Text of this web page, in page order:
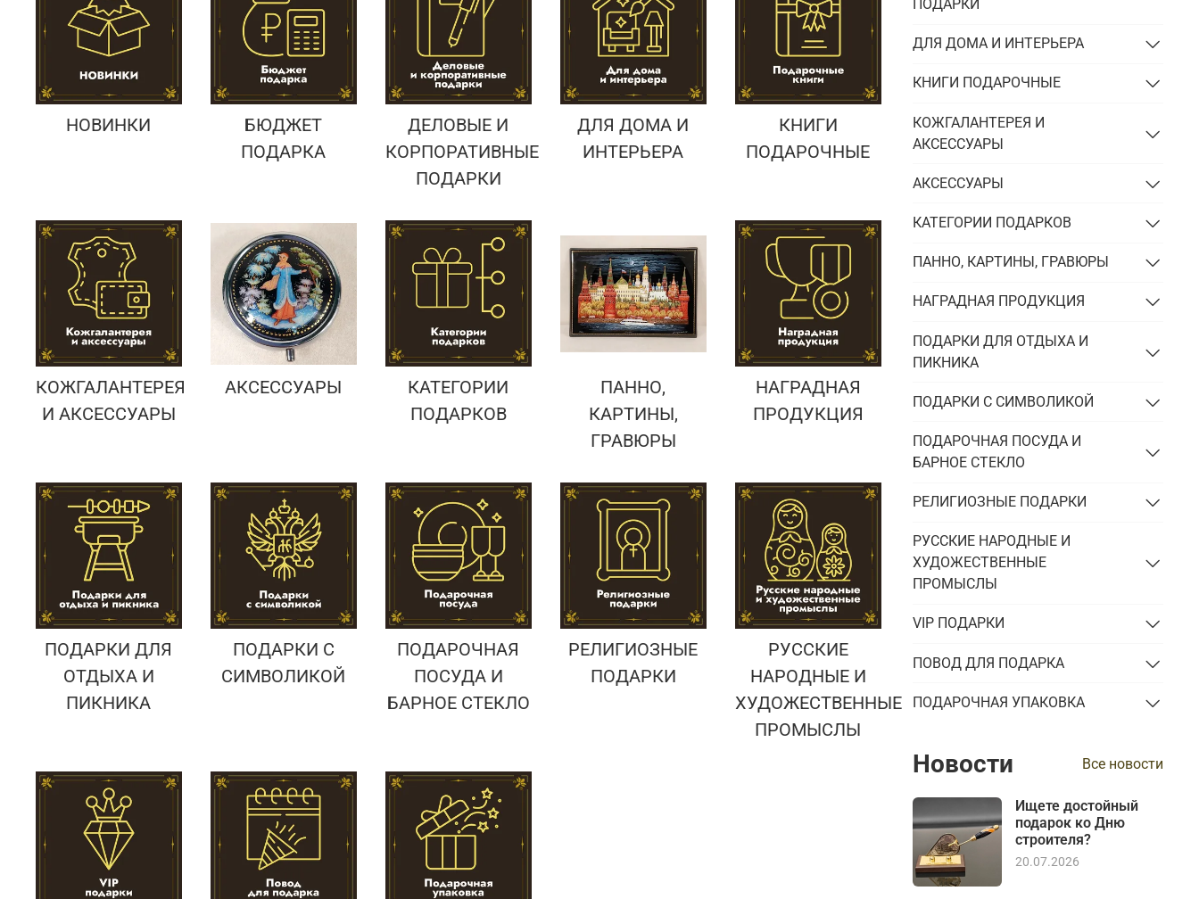
Подарки банковскому работнику
Подарки брокеру
Подарки директору/руководителю
Подарки страховщику
Подарки строителю
Подарки учителю
Подарки энергетику
Подарки юристу
НОВИНКИ
БЮДЖЕТ
ПОДАРКА
ДЕЛОВЫЕ И
КОРПОРАТИВНЫЕ
ПОДАРКИ
ДЛЯ ДОМА И
ИНТЕРЬЕРА
КНИГИ
ПОДАРОЧНЫЕ
КОЖГАЛАНТЕРЕЯ
И АКСЕССУАРЫ
АКСЕССУАРЫ
КАТЕГОРИИ
ПОДАРКОВ
ПАННО,
КАРТИНЫ,
ГРАВЮРЫ
НАГРАДНАЯ
ПРОДУКЦИЯ
ПОДАРКИ ДЛЯ
ОТДЫХА И
ПИКНИКА
ПОДАРКИ С
СИМВОЛИКОЙ
ПОДАРОЧНАЯ
ПОСУДА И
БАРНОЕ СТЕКЛО
РЕЛИГИОЗНЫЕ
ПОДАРКИ
РУССКИЕ
НАРОДНЫЕ И
ХУДОЖЕСТВЕННЫЕ
ПРОМЫСЛЫ
ПОДАРКИ
ДЛЯ ДОМА И ИНТЕРЬЕРА
КНИГИ ПОДАРОЧНЫЕ
КОЖГАЛАНТЕРЕЯ И
АКСЕССУАРЫ
АКСЕССУАРЫ
КАТЕГОРИИ ПОДАРКОВ
ПАННО, КАРТИНЫ, ГРАВЮРЫ
НАГРАДНАЯ ПРОДУКЦИЯ
ПОДАРКИ ДЛЯ ОТДЫХА И
ПИКНИКА
ПОДАРКИ С СИМВОЛИКОЙ
ПОДАРОЧНАЯ ПОСУДА И
БАРНОЕ СТЕКЛО
РЕЛИГИОЗНЫЕ ПОДАРКИ
РУССКИЕ НАРОДНЫЕ И
ХУДОЖЕСТВЕННЫЕ
ПРОМЫСЛЫ
VIP ПОДАРКИ
ПОВОД ДЛЯ ПОДАРКА
ПОДАРОЧНАЯ УПАКОВКА
Новости Все новости
Ищете достойный
подарок ко Дню
строителя?
20.07.2026